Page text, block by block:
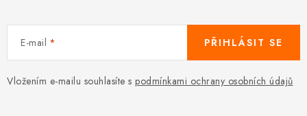
E-mail
Vložením e-mailu souhlasíte s podmínkami ochrany osobních údajů
PŘIHLÁSIT SE